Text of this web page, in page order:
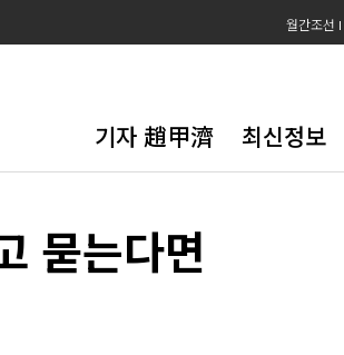
월간조선
기자 趙甲濟 최신정보
묻는다면